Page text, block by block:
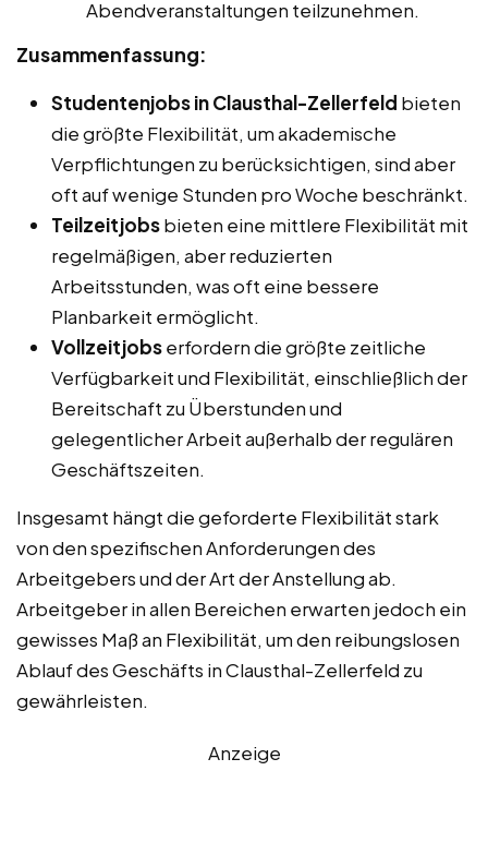
Abendveranstaltungen teilzunehmen.
Zusammenfassung:
Studentenjobs in Clausthal-Zellerfeld bieten
die größte Flexibilität, um akademische
Verpflichtungen zu berücksichtigen, sind aber
oft auf wenige Stunden pro Woche beschränkt.
Teilzeitjobsbieten eine mittlere Flexibilität mit
regelmäßigen, aber reduzierten
Arbeitsstunden, was oft eine bessere
Planbarkeit ermöglicht.
Vollzeitjobserfordern die größte zeitliche
Verfügbarkeit und Flexibilität, einschließlich der
Bereitschaft zu Überstunden und
gelegentlicher Arbeit außerhalb der regulären
Geschäftszeiten.
Insgesamt hängt die geforderte Flexibilität stark
von den spezifischen Anforderungen des
Arbeitgebers und der Art der Anstellung ab.
Arbeitgeber in allen Bereichen erwarten jedoch ein
gewisses Maß an Flexibilität, um den reibungslosen
Ablauf des Geschäfts in Clausthal-Zellerfeld zu
gewährleisten.
Anzeige